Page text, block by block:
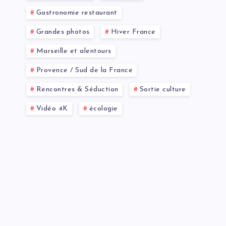
Gastronomie restaurant
Grandes photos Hiver France
Marseille et alentours
Provence / Sud de la France
Rencontres & Séduction Sortie culture
Vidéo 4K écologie